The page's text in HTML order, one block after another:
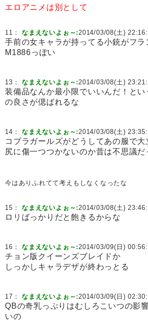
エロアニメは別として
11：なまえないよぉ～:2014/03/08(土)
手前の女キャラが持ってる小銃がフラ
M1886っぽい
13：なまえないよぉ～:2014/03/08(土)
装備品なんか最小限でいいんだ！とい
の良さが偲ばれるな
14：なまえないよぉ～:2014/03/08(土)
コブラガールズがどうしてあの服で大
尻に傷一つつかないのか昔は不思議だ
今はありふれてて考えもしなくなったな
15：なまえないよぉ～:2014/03/08(土)
ロリばっかりだと飽きるからな
16：なまえないよぉ～:2014/03/09(日)
チョン版クイーンズブレイドか
しっかしキャラデザが終わっとる
17：なまえないよぉ～:2014/03/09(日)
QBの奇乳っぷりはむしろこいつの影
いの